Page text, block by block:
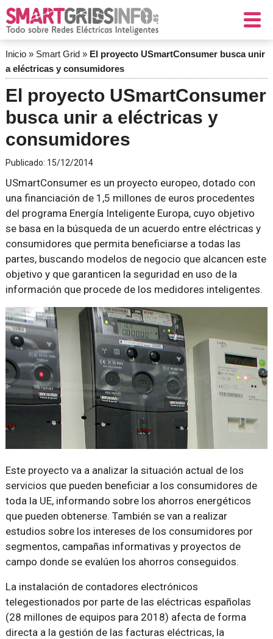
Inicio» Smart Grid» El proyecto USmartConsumer busca unir
a eléctricas y consumidores
El proyecto USmartConsumer
busca unir a eléctricas y
consumidores
Publicado: 15/12/2014
USmartConsumer es un proyecto europeo, dotado con
una financiación de 1,5 millones de euros procedentes
del programa Energía Inteligente Europa, cuyo objetivo
se basa en la búsqueda de un acuerdo entre eléctricas y
consumidores que permita beneficiarse a todas las
partes, buscando modelos de negocio que alcancen este
objetivo y que garanticen la seguridad en uso de la
información que procede de los medidores inteligentes.
Este proyecto va a analizar la situación actual de los
servicios que pueden beneficiar a los consumidores de
toda la UE, informando sobre los ahorros energéticos
que pueden obtenerse. También se van a realizar
estudios sobre los intereses de los consumidores por
segmentos, campañas informativas y proyectos de
campo donde se evalúen los ahorros conseguidos.
La instalación de contadores electrónicos
telegestionados por parte de las eléctricas españolas
(28 millones de equipos para 2018) afecta de forma
directa a la gestión de las facturas eléctricas, la